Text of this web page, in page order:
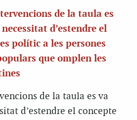
de la taula es
d’estendre el
polític a les persones
que omplen les
de la taula es va
d’estendre el concepte